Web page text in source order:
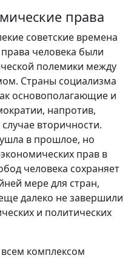
права
советские времена
человека были
полемики между
Страны социализма
основополагающие и
напротив,
вторичности.
в прошлое, но
прав в
человека сохраняет
мере для стран,
далеко не завершили
и политических
комплексом